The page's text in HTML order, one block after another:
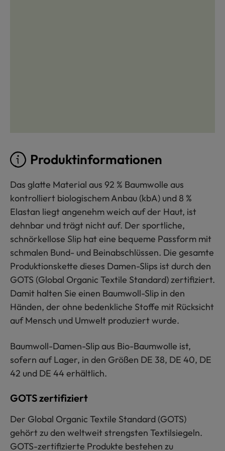
Produktinformationen
Das glatte Material aus 92 % Baumwolle aus
kontrolliert biologischem Anbau (kbA) und 8 %
Elastan liegt angenehm weich auf der Haut, ist
dehnbar und trägt nicht auf. Der sportliche,
schnörkellose Slip hat eine bequeme Passform mit
schmalen Bund- und Beinabschlüssen. Die gesamte
Produktionskette dieses Damen-Slips ist durch den
GOTS (Global Organic Textile Standard) zertifiziert.
Damit halten Sie einen Baumwoll-Slip in den
Händen, der ohne bedenkliche Stoffe mit Rücksicht
auf Mensch und Umwelt produziert wurde.
Baumwoll-Damen-Slip aus Bio-Baumwolle ist,
sofern auf Lager, in den Größen DE 38, DE 40, DE
42 und DE 44 erhältlich.
GOTS zertifiziert
Der Global Organic Textile Standard (GOTS)
gehört zu den weltweit strengsten Textilsiegeln.
GOTS-zertifizierte Produkte bestehen zu